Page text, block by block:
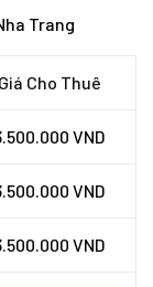
Trang
Giá Cho Thuê
VND
VND
VND